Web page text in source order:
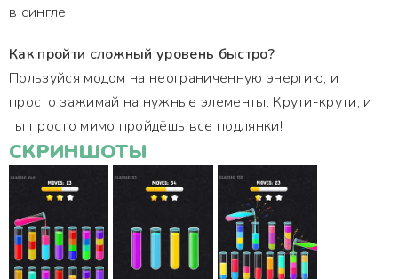
в сингле.
Как пройти сложный уровень быстро?
Пользуйся модом на неограниченную энергию, и
просто зажимай на нужные элементы. Крути-крути, и
ты просто мимо пройдёшь все подлянки!
СКРИНШОТЫ